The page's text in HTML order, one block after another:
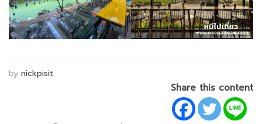
by nickpisit
Share this content